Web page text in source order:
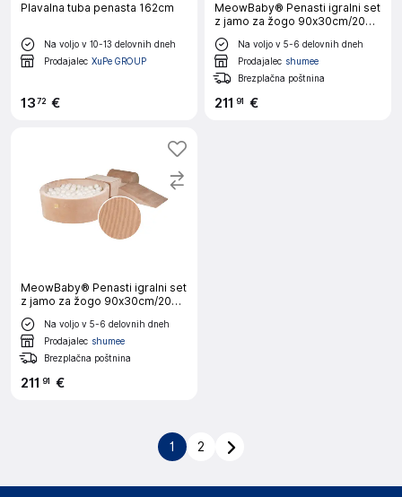
Plavalna tuba penasta 162cm
Na voljo v 10-13 delovnih dneh
Prodajalec XuPe GROUP
1372 €
MeowBaby® Penasti igralni set
z jamo za žogo 90x30cm/200
žogic 7cm, Igralni set za otroka,
4 elementi, Velvet žamet,
Pesek, Žoge: prozorne
Na voljo v 5-6 delovnih dneh
Prodajalec shumee
Brezplačna poštnina
211 91 €
MeowBaby® Penasti igralni set
z jamo za žogo 90x30cm/200
žogic 7cm, Igralni set za otroka,
4 elementi, Velvet žamet,
Pesek, Žoge: biserno bela
Na voljo v 5-6 delovnih dneh
Prodajalec shumee
Brezplačna poštnina
211 91 €
1 2